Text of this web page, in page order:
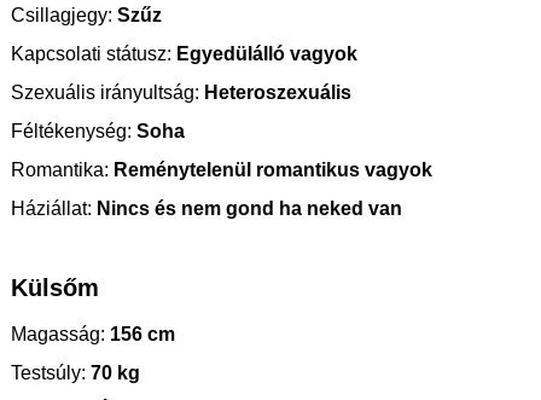
Csillagjegy: Szűz
Kapcsolati státusz: Egyedülálló vagyok
Szexuális irányultság: Heteroszexuális
Féltékenység: Soha
Romantika: Reménytelenül romantikus vagyok
Háziállat: Nincs és nem gond ha neked van
Külsőm
Magasság: 156 cm
Testsúly: 70 kg